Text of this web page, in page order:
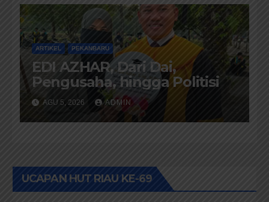
ARTIKEL PEKANBARU
EDI AZHAR, Dari Dai,
Pengusaha, hingga Politisi
AGU 5, 2026 ADMIN
UCAPAN HUT RIAU KE-69